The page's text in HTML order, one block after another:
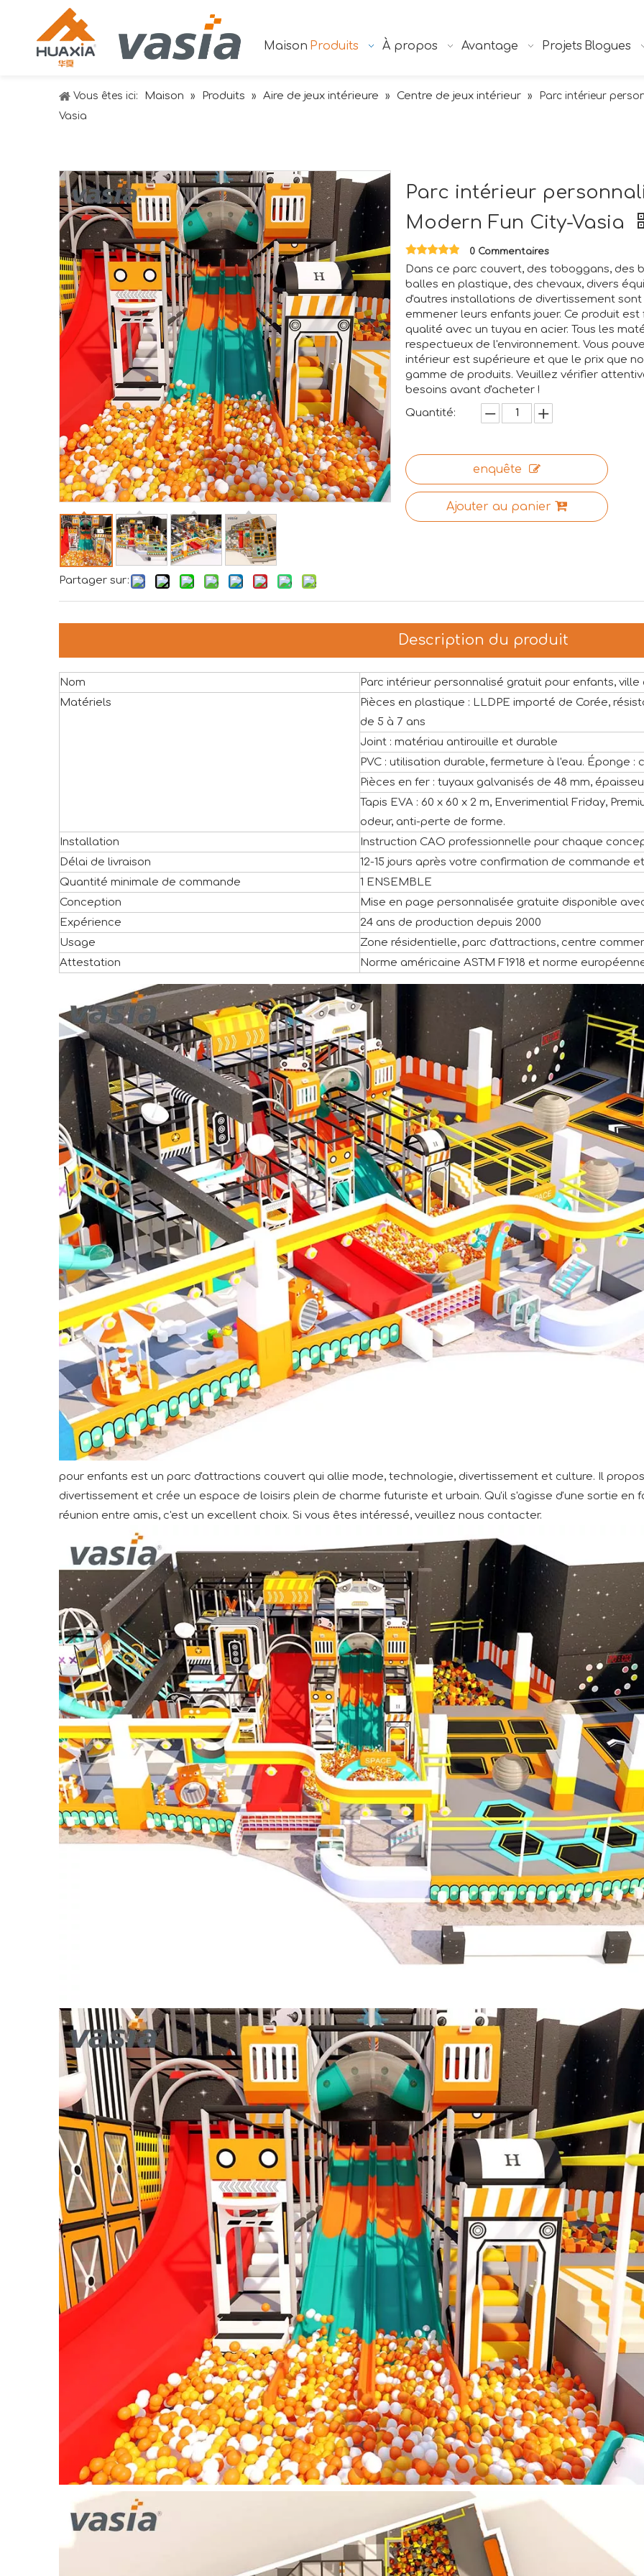
Maison Produits À propos Avantage Projets Blogues
Vous êtes ici: Maison » Produits » Aire de jeux intérieure » Centre de jeux intérieur »
Parc intérieur
Vasia
Partager sur:
Parc intérieur
Modern Fun City-Vasia
0 Commentaires
Dans ce parc couvert, des toboggans, des
balles en plastique, des chevaux, divers
d'autres installations de divertissement
emmener leurs enfants jouer. Ce produit
qualité avec un tuyau en acier. Tous les
respectueux de l'environnement. Vous
intérieur est supérieure et que le prix que
gamme de produits. Veuillez vérifier
besoins avant d'acheter !
Quantité:
enquête
Ajouter au panier
Description du produit
Nom
Parc intérieur personnalisé gratuit pour enfants,
Matériels
Pièces en plastique : LLDPE importé de Corée,
de 5 à 7 ans
Joint : matériau antirouille et durable
PVC : utilisation durable, fermeture à l'eau. Éponge :
Pièces en fer : tuyaux galvanisés de 48 mm,
Tapis EVA : 60 x 60 x 2 m, Enverimential Friday,
odeur, anti-perte de forme.
Installation
Instruction CAO professionnelle pour chaque
Délai de livraison
12-15 jours après votre confirmation de commande
Quantité minimale de commande
1 ENSEMBLE
Conception
Mise en page personnalisée gratuite disponible
Expérience
24 ans de production depuis 2000
Usage
Zone résidentielle, parc d'attractions, centre
Attestation
Norme américaine ASTM F1918 et norme
pour enfants est un parc d'attractions couvert qui allie mode, technologie, divertissement et culture. Il
divertissement et crée un espace de loisirs plein de charme futuriste et urbain. Qu'il s'agisse d'une sortie en
réunion entre amis, c'est un excellent choix. Si vous êtes intéressé, veuillez nous contacter.